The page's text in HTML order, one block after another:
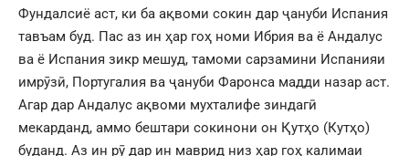
Фундалсиё аст, ки ба ақвоми сокин дар ҷануби Испания
тавъам буд. Пас аз ин ҳар гоҳ номи Ибрия ва ё Андалус
ва ё Испания зикр мешуд, тамоми сарзамини Испанияи
имрӯзӣ, Португалия ва ҷануби Фаронса мадди назар аст.
Агар дар Андалус ақвоми мухталифе зиндагӣ
мекарданд, аммо бештари сокинони он Қутҳо (Кутҳо)
буданд. Аз ин рӯ дар ин маврид низ ҳар гоҳ калимаи